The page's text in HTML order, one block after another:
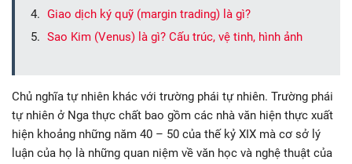
Giao dịch ký quỹ (margin trading) là gì?
Sao Kim (Venus) là gì? Cấu trúc, vệ tinh, hình ảnh
Chủ nghĩa tự nhiên khác với trường phái tự nhiên. Trường phái
tự nhiên ở Nga thực chất bao gồm các nhà văn hiện thực xuất
hiện khoảng những năm 40 – 50 của thế kỷ XIX mà cơ sở lý
luận của họ là những quan niệm về văn học và nghệ thuật của